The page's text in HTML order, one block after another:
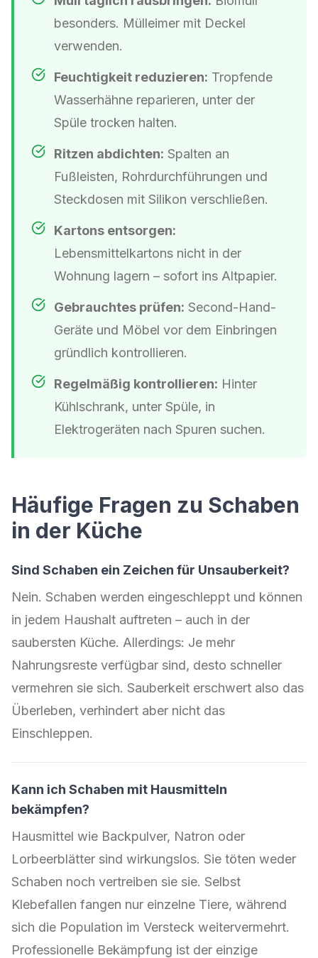
besonders. Mülleimer mit Deckel
verwenden.
Feuchtigkeit reduzieren: Tropfende
Wasserhähne reparieren, unter der
Spüle trocken halten.
Ritzen abdichten: Spalten an
Fußleisten, Rohrdurchführungen und
Steckdosen mit Silikon verschließen.
Kartons entsorgen:
Lebensmittelkartons nicht in der
Wohnung lagern – sofort ins Altpapier.
Gebrauchtes prüfen: Second-Hand-
Geräte und Möbel vor dem Einbringen
gründlich kontrollieren.
Regelmäßig kontrollieren: Hinter
Kühlschrank, unter Spüle, in
Elektrogeräten nach Spuren suchen.
Häufige Fragen zu Schaben
in der Küche
Sind Schaben ein Zeichen für Unsauberkeit?
Nein. Schaben werden eingeschleppt und können
in jedem Haushalt auftreten – auch in der
saubersten Küche. Allerdings: Je mehr
Nahrungsreste verfügbar sind, desto schneller
vermehren sie sich. Sauberkeit erschwert also das
Überleben, verhindert aber nicht das
Einschleppen.
Kann ich Schaben mit Hausmitteln
bekämpfen?
Hausmittel wie Backpulver, Natron oder
Lorbeerblätter sind wirkungslos. Sie töten weder
Schaben noch vertreiben sie sie. Selbst
Klebefallen fangen nur einzelne Tiere, während
sich die Population im Versteck weitervermehrt.
Professionelle Bekämpfung ist der einzige